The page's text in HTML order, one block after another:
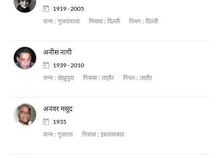
1919 - 2005
जन्म : गुजरांवाला निवास : दिल्ली निधन : दिल्ली
अनीस नागी
1939 - 2010
जन्म : शेख़ुपुरा निवास : लाहौर निधन : लाहौर
अनवर मसूद
1935
जन्म : गुजरात निवास : इस्लामाबाद